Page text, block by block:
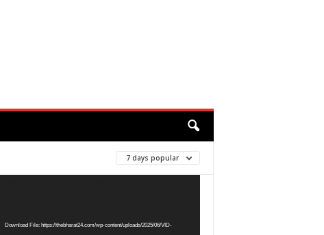
7 days popular
Download File: https://thebharat24.com/wp-content/uploads/2025/06/VID-